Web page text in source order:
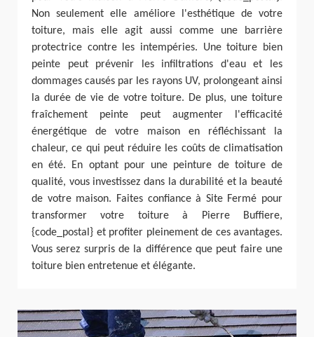
Non seulement elle améliore l'esthétique de votre
toiture, mais elle agit aussi comme une barrière
protectrice contre les intempéries. Une toiture bien
peinte peut prévenir les infiltrations d'eau et les
dommages causés par les rayons UV, prolongeant ainsi
la durée de vie de votre toiture. De plus, une toiture
fraîchement peinte peut augmenter l'efficacité
énergétique de votre maison en réfléchissant la
chaleur, ce qui peut réduire les coûts de climatisation
en été. En optant pour une peinture de toiture de
qualité, vous investissez dans la durabilité et la beauté
de votre maison. Faites confiance à Site Fermé pour
transformer votre toiture à Pierre Buffiere,
{code_postal} et profiter pleinement de ces avantages.
Vous serez surpris de la différence que peut faire une
toiture bien entretenue et élégante.